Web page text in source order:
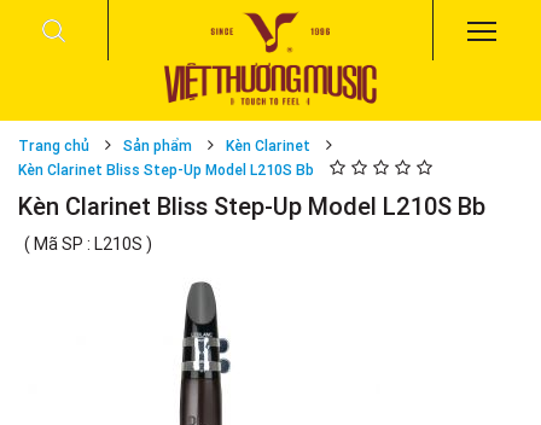
Trang chủ Sản phẩm
Kèn Clarinet
Kèn Clarinet Bliss Step-Up Model L210S Bb
Kèn Clarinet Bliss Step-Up Model L210S Bb
( Mã SP : L210S )